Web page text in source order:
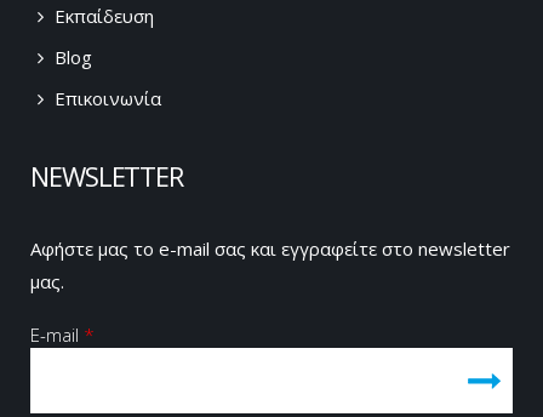
Εκπαίδευση
Blog
Επικοινωνία
NEWSLETTER
Αφήστε μας το e-mail σας και εγγραφείτε στο newsletter
μας.
E-mail *